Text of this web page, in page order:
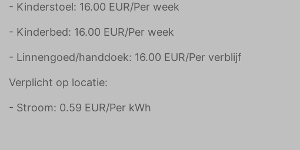
- Kinderstoel: 16.00 EUR/Per week
- Kinderbed: 16.00 EUR/Per week
- Linnengoed/handdoek: 16.00 EUR/Per verblijf
Verplicht op locatie:
- Stroom: 0.59 EUR/Per kWh